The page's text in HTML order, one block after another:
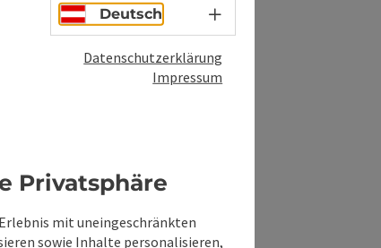
In der Nähe
Deutsch Sprachwahl - Menü öffnen
Datenschutzerklärung
Impressum
Privatsphäre
mit uneingeschränkten
sowie Inhalte personalisieren,